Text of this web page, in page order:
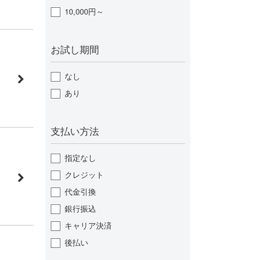
10,000円～
お試し期間
なし
あり
支払い方法
指定なし
クレジット
代金引換
銀行振込
キャリア決済
後払い